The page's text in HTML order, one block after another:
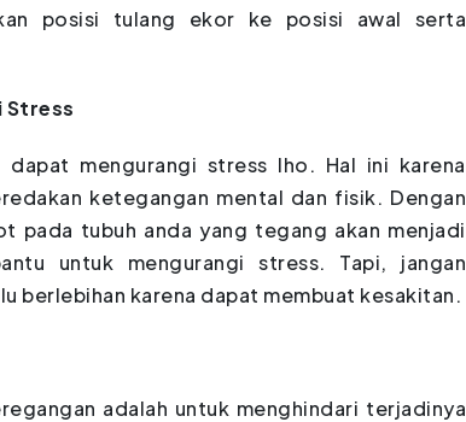
posisi tulang ekor ke posisi awal serta
Stress
dapat mengurangi stress lho. Hal ini karena
ketegangan mental dan fisik. Dengan
pada tubuh anda yang tegang akan menjadi
untuk mengurangi stress. Tapi, jangan
berlebihan karena dapat membuat kesakitan.
adalah untuk menghindari terjadinya